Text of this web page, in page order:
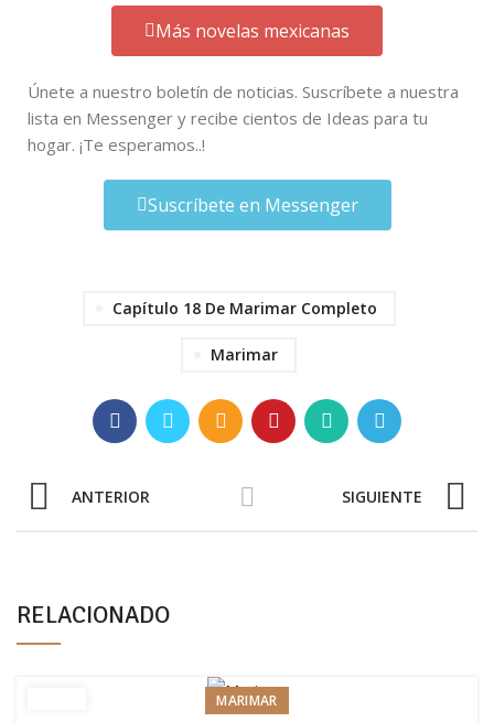
Más novelas mexicanas
Únete a nuestro boletín de noticias. Suscríbete a nuestra
lista en Messenger y recibe cientos de Ideas para tu
hogar. ¡Te esperamos..!
Suscríbete en Messenger
Capítulo 18 De Marimar Completo
Marimar
ANTERIOR SIGUIENTE
RELACIONADO
MARIMAR